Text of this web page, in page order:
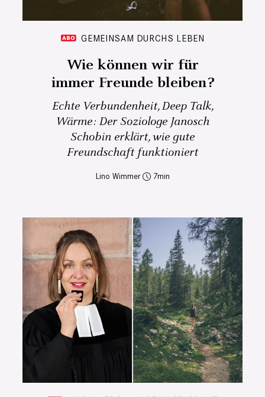
GEMEINSAM DURCHS LEBEN
Wie können wir für
immer Freunde bleiben?
Echte Verbundenheit, Deep Talk,
Wärme: Der Soziologe Janosch
Schobin erklärt, wie gute
Freundschaft funktioniert
Lino Wimmer 7